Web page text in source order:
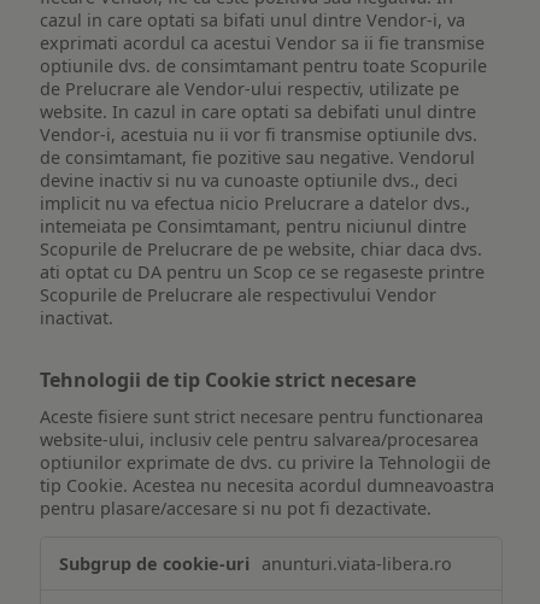
cazul in care optati sa bifati unul dintre Vendor-i, va
exprimati acordul ca acestui Vendor sa ii fie transmise
optiunile dvs. de consimtamant pentru toate Scopurile
de Prelucrare ale Vendor-ului respectiv, utilizate pe
website. In cazul in care optati sa debifati unul dintre
Vendor-i, acestuia nu ii vor fi transmise optiunile dvs.
de consimtamant, fie pozitive sau negative. Vendorul
devine inactiv si nu va cunoaste optiunile dvs., deci
implicit nu va efectua nicio Prelucrare a datelor dvs.,
intemeiata pe Consimtamant, pentru niciunul dintre
Scopurile de Prelucrare de pe website, chiar daca dvs.
ati optat cu DA pentru un Scop ce se regaseste printre
Scopurile de Prelucrare ale respectivului Vendor
inactivat.
Tehnologii de tip Cookie strict necesare
Aceste fisiere sunt strict necesare pentru functionarea
website-ului, inclusiv cele pentru salvarea/procesarea
optiunilor exprimate de dvs. cu privire la Tehnologii de
tip Cookie. Acestea nu necesita acordul dumneavoastra
pentru plasare/accesare si nu pot fi dezactivate.
de
anunturi.viata-libera.ro